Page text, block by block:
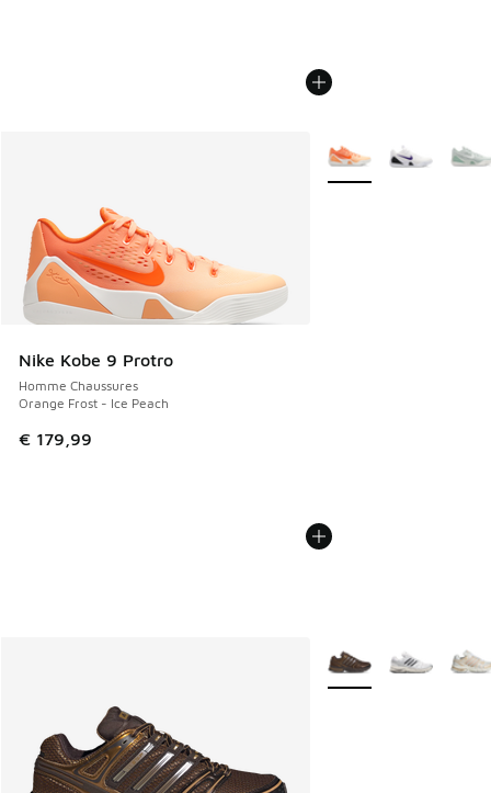
Nike Kobe 9 Protro
Homme Chaussures
Orange Frost - Ice Peach
€ 179,99
Plus de couleurs
Plus de couleurs